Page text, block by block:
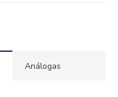
Análogas